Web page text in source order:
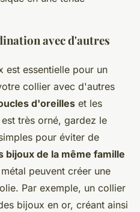
avec d'autres
est essentielle pour un
collier avec d'autres
d'oreilles et les
très orné, gardez le
pour éviter de
bijoux de la même famille
peuvent créer une
Par exemple, un collier
bijoux en or, créant ainsi